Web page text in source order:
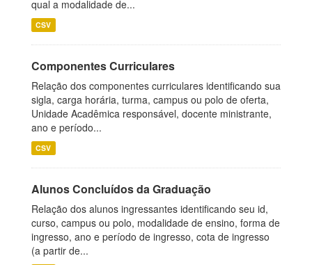
qual a modalidade de...
CSV
Componentes Curriculares
Relação dos componentes curriculares identificando sua
sigla, carga horária, turma, campus ou polo de oferta,
Unidade Acadêmica responsável, docente ministrante,
ano e período...
CSV
Alunos Concluídos da Graduação
Relação dos alunos ingressantes identificando seu id,
curso, campus ou polo, modalidade de ensino, forma de
ingresso, ano e período de ingresso, cota de ingresso
(a partir de...